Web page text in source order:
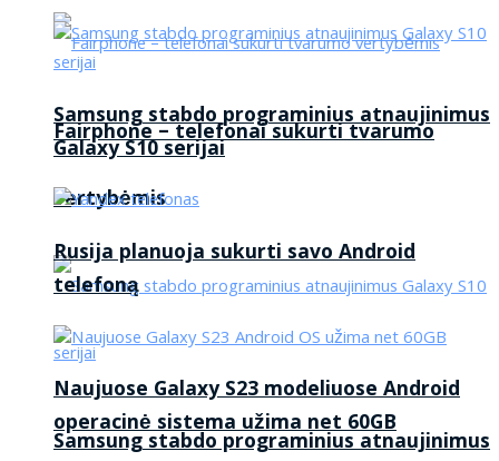
Fairphone – telefonai sukurti tvarumo
vertybėmis
Samsung stabdo programinius atnaujinimus
Samsung stabdo programinius atnaujinimus
Galaxy S10 serijai
Rusija planuoja sukurti savo Android
telefoną
Naujuose Galaxy S23 modeliuose Android
operacinė sistema užima net 60GB